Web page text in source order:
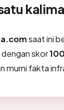
saat ini
dengan skor
murni fakta